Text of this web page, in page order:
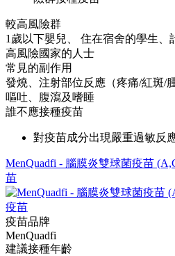
較高風險群
1歲以下嬰兒、 住在宿舍的學生、
高風險國家的人士
常見的副作用
發燒、注射部位反應（疼痛/紅斑/
嘔吐、腹瀉及嗜睡
誰不應接種疫苗
對疫苗成分出現嚴重過敏反
MenQuadfi - 腦膜炎雙球菌疫苗
苗
疫苗品牌
MenQuadfi
建議接種年齡